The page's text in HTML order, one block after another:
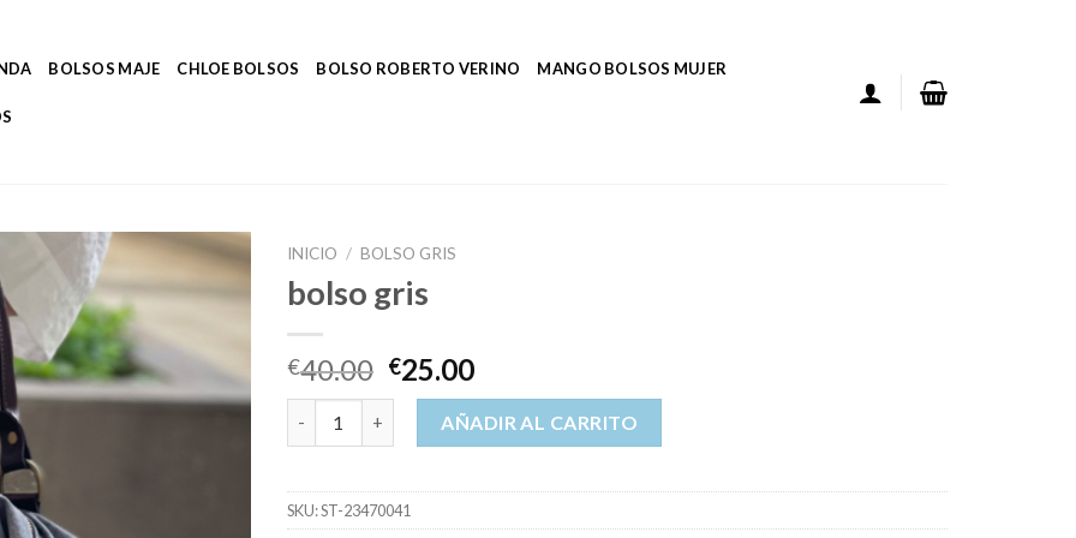
BOLSOS MAJE CHLOE BOLSOS BOLSO ROBERTO VERINO MANGO BOLSOS MUJER
INICIO / BOLSO GRIS
bolso gris
€40.00 €25.00
AÑADIR AL CARRITO
SKU:ST-23470041